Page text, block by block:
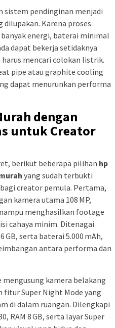
sistem pendinginan menjadi
Karena proses
energi, baterai minimal
dapat bekerja setidaknya
mencari colokan listrik.
pipe atau graphite cooling
dapat menurunkan performa
dengan
untuk Creator
berikut beberapa pilihan hp
yang sudah terbukti
creator pemula. Pertama,
kamera utama 108 MP,
menghasilkan footage
cahaya minim. Ditenagai
GB, serta baterai 5.000 mAh,
antara performa dan
mengusung kamera belakang
fitur Super Night Mode yang
di dalam ruangan. Dilengkapi
RAM 8 GB, serta layar Super